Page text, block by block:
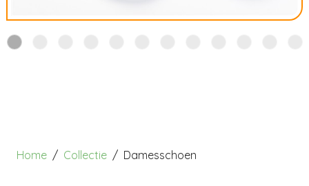
Home Collectie Damesschoen